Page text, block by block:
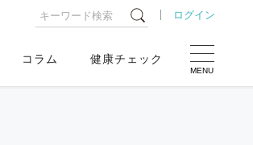
ログイン
MENU
コラム 健康チェック